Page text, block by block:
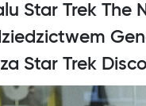
Star Trek
Star Trek